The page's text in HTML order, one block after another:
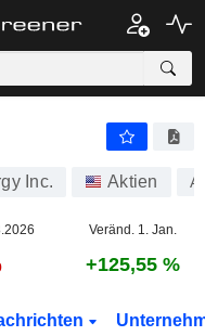
Inc. Aktien
Veränd. 1. Jan.
+125,55 %